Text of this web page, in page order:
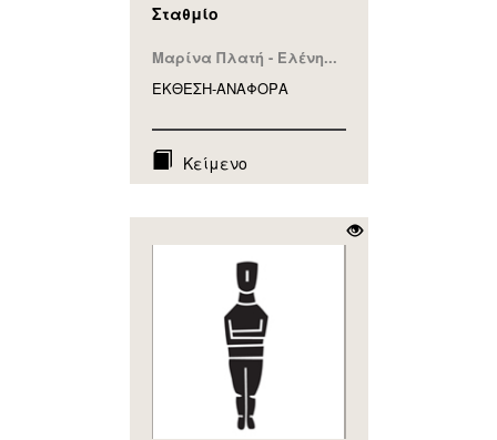
Σταθμίο
Μαρίνα Πλατή - Ελένη...
ΕΚΘΕΣΗ-ΑΝΑΦΟΡA
Κείμενο